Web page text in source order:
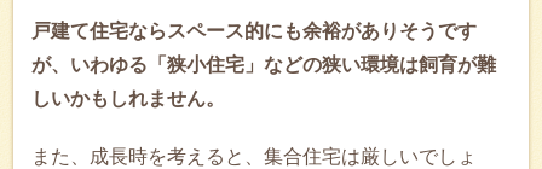
戸建て住宅ならスペース的にも余裕がありそうです
が、いわゆる「狭小住宅」などの狭い環境は飼育が難
しいかもしれません。
また、成長時を考えると、集合住宅は厳しいでしょ